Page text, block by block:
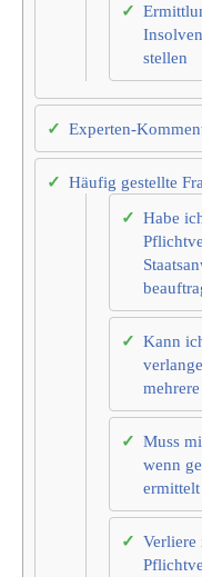
stellen
Experten-
Häufig gestellte
Habe
Kann
Muss
wenn
Verliere